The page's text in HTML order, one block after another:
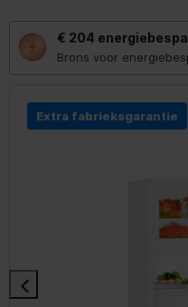
€ 204
Brons voor
deze
knop
opent
tool
voor
energiebesparing.
Extra fabrieksgarantie